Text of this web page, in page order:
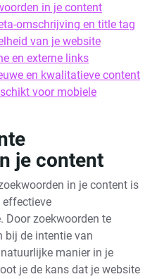
in je content
omschrijving en title tag
van je website
en externe links
en kwalitatieve content
voor mobiele
je content
in je content is
effectieve
zoekwoorden te
bij de intentie van
manier in je
je de kans dat je website